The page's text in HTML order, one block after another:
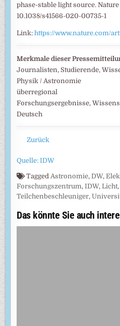
phase-stable light source.
10.1038/s41566-020-00735-1
Link:https://www.nature.com/
Merkmale dieser
Journalisten, Studierende,
Physik / Astronomie
überregional
Forschungsergebnisse,
Deutsch
Zurück
Quelle: IDW
TaggedAstronomie,DW,
Forschungszentrum,IDW,Licht
Teilchenbeschleuniger,
Das könnte Sie auch